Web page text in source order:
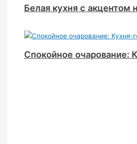
Белая кухня с акцентом
Спокойное очарование: